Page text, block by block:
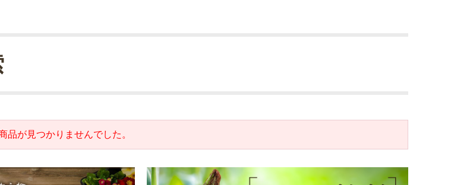
品が見つかりませんでした。